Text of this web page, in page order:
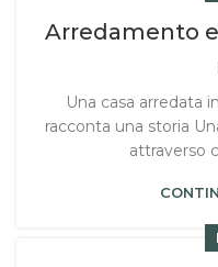
Arredamento
Una casa arredata
racconta una storia
attraverso